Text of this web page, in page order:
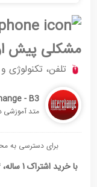
مشکلی پیش
تلفن، تکنولوژی
- B3
متد آموزشی
برای دسترسی به